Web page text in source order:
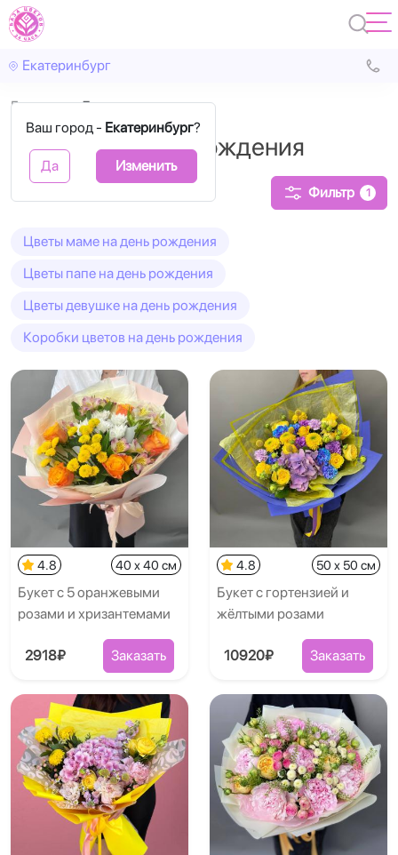
Екатеринбург
Ваш город - Екатеринбург?
Да Изменить
Главная День рождения
Букеты на День рождения
Фильтр 1
Цветы маме на день рождения
Цветы папе на день рождения
Цветы девушке на день рождения
Коробки цветов на день рождения
4.8 40 x 40 см
Букет с 5 оранжевыми
розами и хризантемами
2918₽ Заказать
4.8 50 x 50 см
Букет с гортензией и
жёлтыми розами
10920₽ Заказать